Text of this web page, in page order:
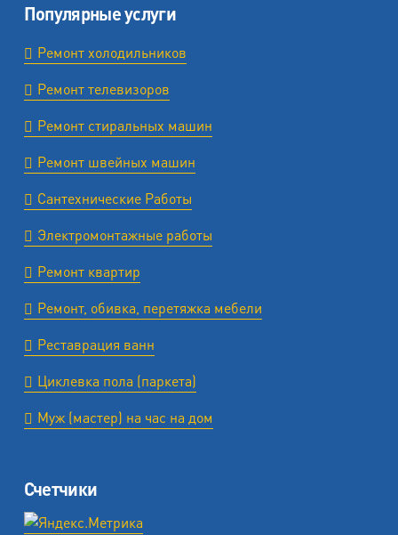
Популярные услуги
Ремонт холодильников
Ремонт телевизоров
Ремонт стиральных машин
Ремонт швейных машин
Сантехнические Работы
Электромонтажные работы
Ремонт квартир
Ремонт, обивка, перетяжка мебели
Реставрация ванн
Циклевка пола (паркета)
Муж (мастер) на час на дом
Счетчики